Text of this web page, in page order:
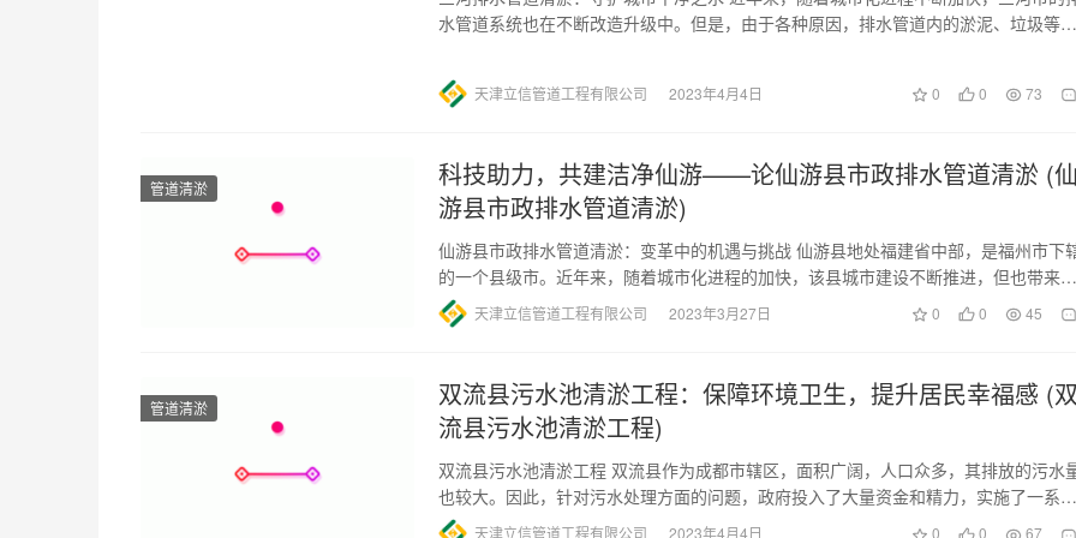
水管道系统也在不断改造升级中。但是，由于各种原因，排水管道内的淤泥、垃圾等杂
天津立信管道工程有限公司 2023年4月4日 0 0 73
管道清淤
科技助力，共建洁净仙游——论仙游县市政排水管道清淤 (仙
游县市政排水管道清淤)
仙游县市政排水管道清淤：变革中的机遇与挑战 仙游县地处福建省中部，是福州市下
的一个县级市。近年来，随着城市化进程的加快，该县城市建设不断推进，但也带来了
排水管道淤塞等城市基础设施…
天津立信管道工程有限公司 2023年3月27日 0 0 45
管道清淤
双流县污水池清淤工程：保障环境卫生，提升居民幸福感 (双
流县污水池清淤工程)
双流县污水池清淤工程 双流县作为成都市辖区，面积广阔，人口众多，其排放的污水
也较大。因此，针对污水处理方面的问题，政府投入了大量资金和精力，实施了一系列
的污水处理工程。其中，双流…
天津立信管道工程有限公司 2023年4月4日 0 0 67